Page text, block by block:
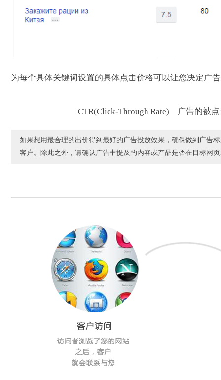
为每个具体关键词设置的具体点击价格可以让您决定广
CTR(Click-Through Rate)—广告的被
如果想用最合理的出价得到最好的广告投放效果，确保做到广告
客户。除此之外，请确认广告中提及的内容或产品是否在目标网